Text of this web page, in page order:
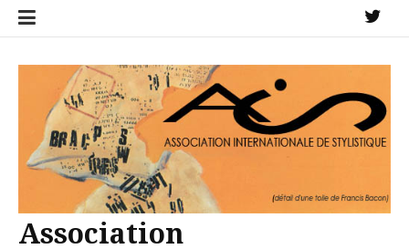
Aller
Association